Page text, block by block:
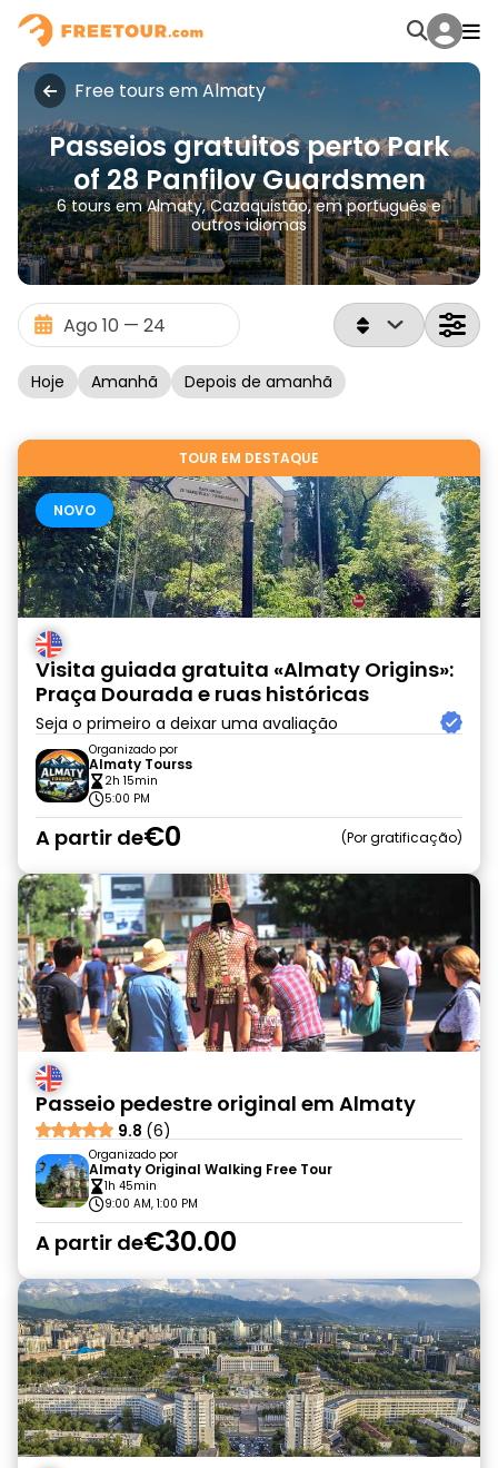
Free tours em Almaty
Passeios gratuitos perto Park
of 28 Panfilov Guardsmen
6 tours em Almaty, Cazaquistão, em português e
outros idiomas
Hoje Amanhã Depois de amanhã
TOUR EM DESTAQUE
NOVO
Visita guiada gratuita «Almaty Origins»:
Praça Dourada e ruas históricas
Seja o primeiro a deixar uma avaliação
Organizado por
Almaty Tourss
2h 15min
5:00 PM
A partir de€0 Por gratificação
Passeio pedestre original em Almaty
9.8 (6)
Organizado por
Almaty Original Walking Free Tour
1h 45min
9:00 AM, 1:00 PM
A partir de€30.00